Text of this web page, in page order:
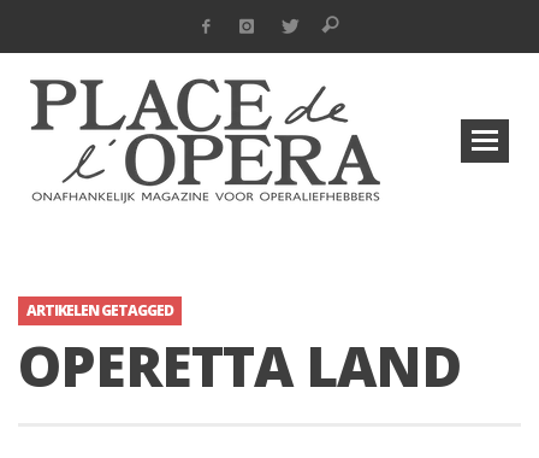
ARTIKELEN GETAGGED
OPERETTA LAND